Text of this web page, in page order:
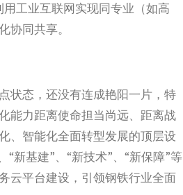
工业互联网实现同专业（如高
同共享。
状态，还没有连成艳阳一片，特
能力距离使命担当尚远、距离战
、智能化全面转型发展的顶层设
新基建”、“新技术”、“新保障”等
云平台建设，引领钢铁行业全面